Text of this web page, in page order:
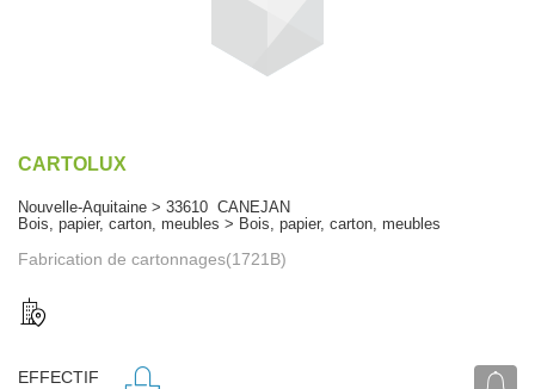
CARTOLUX
Nouvelle-Aquitaine > 33610 CANEJAN
Bois, papier, carton, meubles > Bois, papier, carton, meubles
Fabrication de cartonnages(1721B)
EFFECTIF